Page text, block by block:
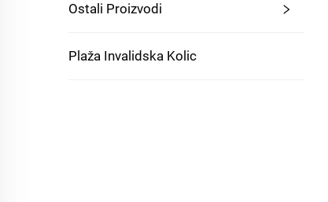
Ostali Proizvodi
Plaža Invalidska Kolic